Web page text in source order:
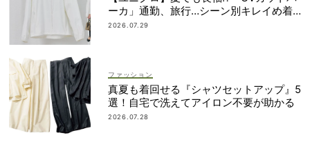
ーカ」通勤、旅行…シーン別キレイめ着
こなし3選
2026.07.29
ファッション
真夏も着回せる『シャツセットアップ』5
選！自宅で洗えてアイロン不要が助かる
2026.07.28